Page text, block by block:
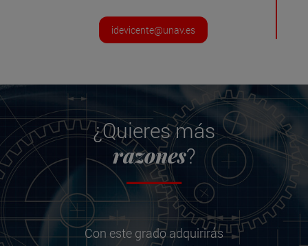
idevicente@unav.es
¿Quieres más
razones?
Con este grado adquirirás